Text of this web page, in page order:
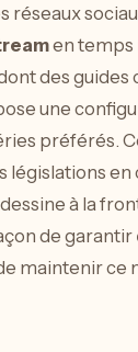
réseaux
en temps
des guides
une
préférés.
législations
à la
de garantir
ce